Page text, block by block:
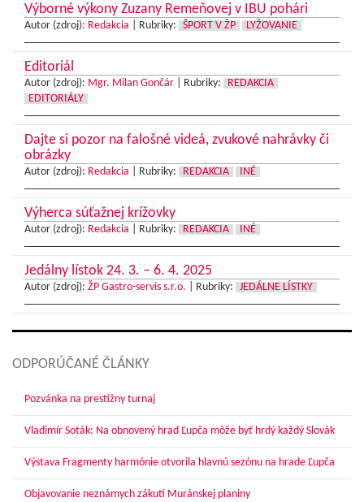
Výborné výkony Zuzany Remeňovej v IBU pohári
Autor (zdroj): Redakcia Rubriky: ŠPORT V ŽP LYŽOVANIE
Editoriál
Autor (zdroj): Mgr. Milan Gončár Rubriky:
REDAKCIA
EDITORIÁLY
Dajte si pozor na falošné videá, zvukové nahrávky či
obrázky
Autor (zdroj): Redakcia Rubriky: REDAKCIA INÉ
Výherca súťažnej krížovky
Autor (zdroj): Redakcia Rubriky: REDAKCIA INÉ
Jedálny lístok 24. 3. – 6. 4. 2025
Autor (zdroj): ŽP Gastro-servis s.r.o. Rubriky: JEDÁLNE LÍSTKY
ODPORÚČANÉ ČLÁNKY
Pozvánka na prestížny turnaj
Vladimír Soták: Na obnovený hrad Ľupča môže byť hrdý každý Slovák
Výstava Fragmenty harmónie otvorila hlavnú sezónu na hrade Ľupča
Objavovanie neznámych zákutí Muránskej planiny